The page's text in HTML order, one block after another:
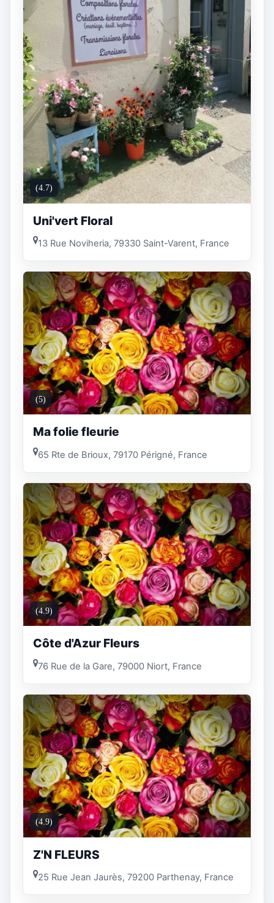
(4.7)
Uni'vert Floral
13 Rue Noviheria, 79330 Saint-Varent, France
(5)
Ma folie fleurie
65 Rte de Brioux, 79170 Périgné, France
(4.9)
Côte d'Azur Fleurs
76 Rue de la Gare, 79000 Niort, France
(4.9)
Z'N FLEURS
25 Rue Jean Jaurès, 79200 Parthenay, France